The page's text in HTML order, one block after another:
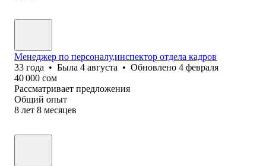
Менеджер по персоналу,инспектор отдела кадров
33 года • Была 4 августа • Обновлено 4 февраля
40 000 сом
Рассматривает предложения
Общий опыт
8 лет 8 месяцев